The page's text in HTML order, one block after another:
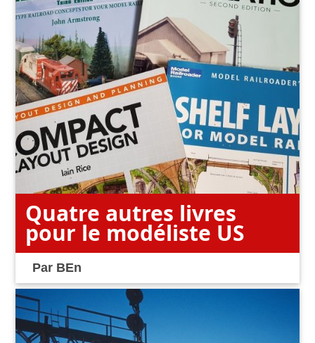
Quatre autres livres
pour le modéliste US
Par BEn